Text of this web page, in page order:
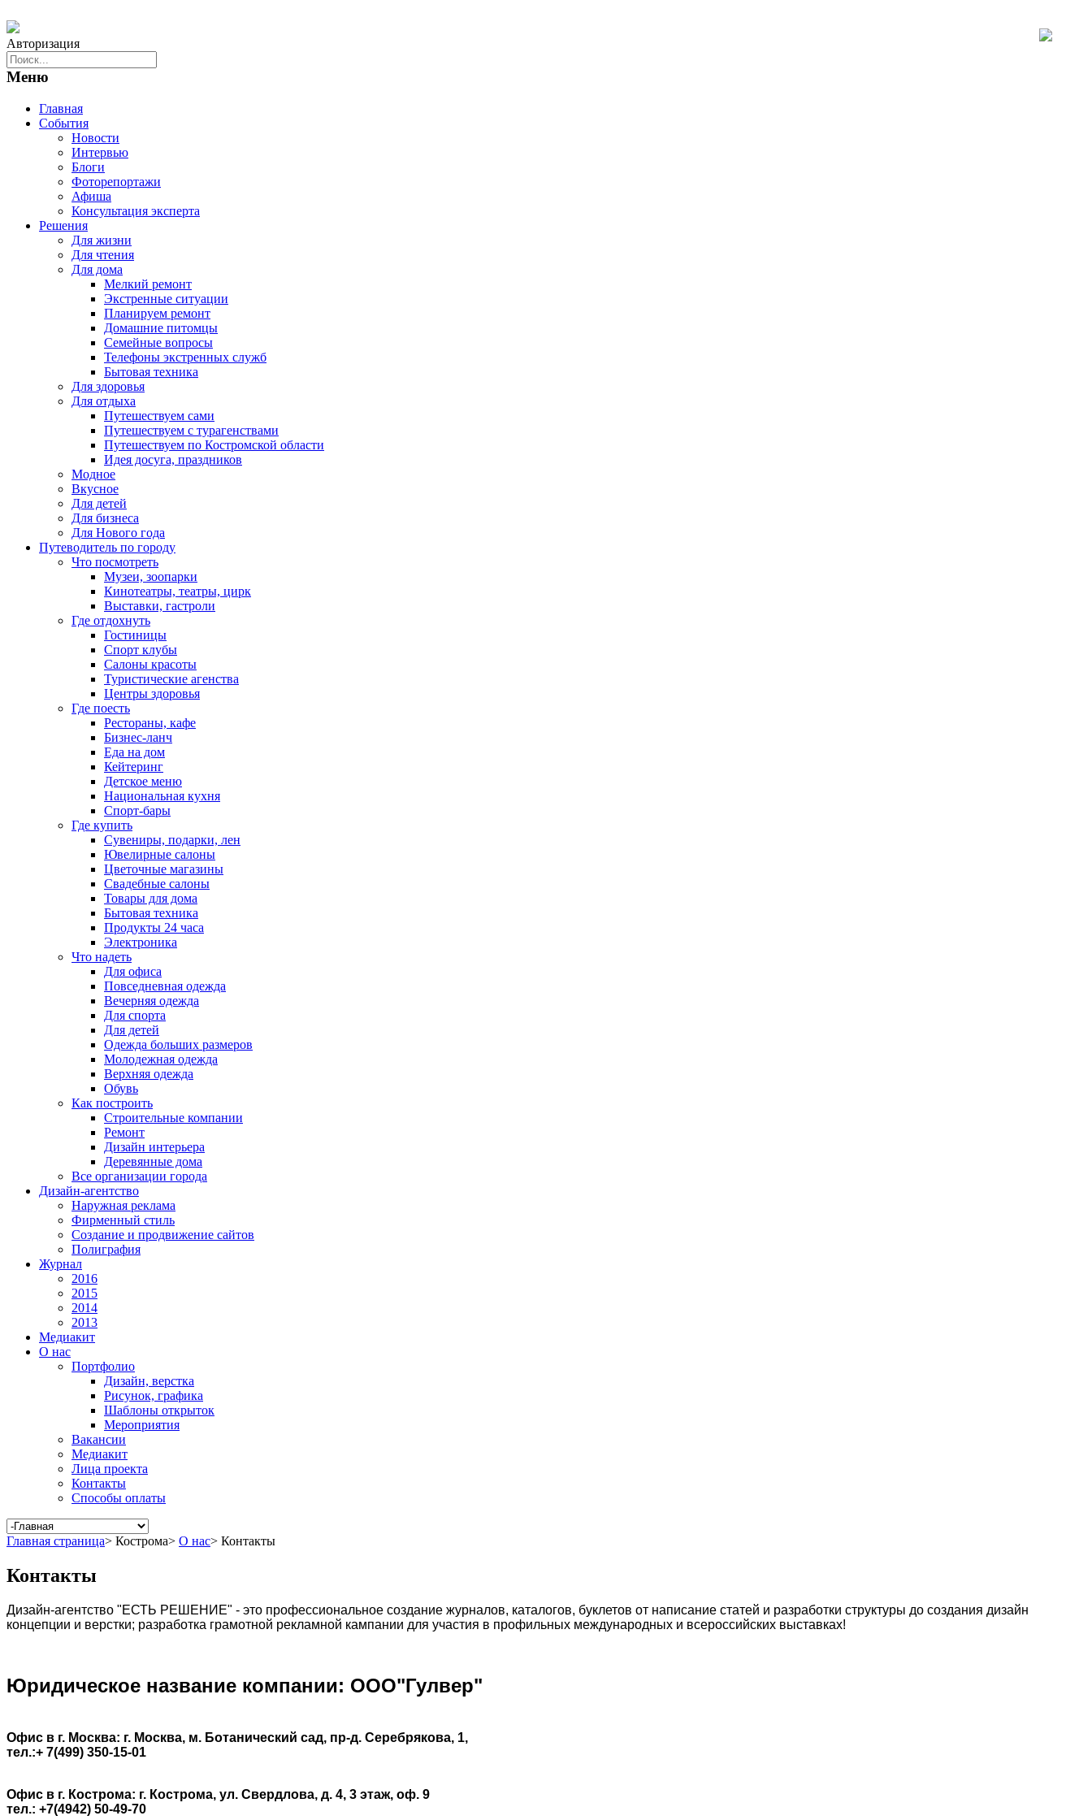
Авторизация
Меню
Главная
События
Новости
Интервью
Блоги
Фоторепортажи
Афиша
Консультация эксперта
Решения
Для жизни
Для чтения
Для дома
Мелкий ремонт
Экстренные ситуации
Планируем ремонт
Домашние питомцы
Семейные вопросы
Телефоны экстренных служб
Бытовая техника
Для здоровья
Для отдыха
Путешествуем сами
Путешествуем с турагенствами
Путешествуем по Костромской области
Идея досуга, праздников
Модное
Вкусное
Для детей
Для бизнеса
Для Нового года
Путеводитель по городу
Что посмотреть
Музеи, зоопарки
Кинотеатры, театры, цирк
Выставки, гастроли
Где отдохнуть
Гостиницы
Спорт клубы
Салоны красоты
Туристические агенства
Центры здоровья
Где поесть
Рестораны, кафе
Бизнес-ланч
Еда на дом
Кейтеринг
Детское меню
Национальная кухня
Спорт-бары
Где купить
Сувениры, подарки, лен
Ювелирные салоны
Цветочные магазины
Свадебные салоны
Товары для дома
Бытовая техника
Продукты 24 часа
Электроника
Что надеть
Для офиса
Повседневная одежда
Вечерняя одежда
Для спорта
Для детей
Одежда больших размеров
Молодежная одежда
Верхняя одежда
Обувь
Как построить
Строительные компании
Ремонт
Дизайн интерьера
Деревянные дома
Все организации города
Дизайн-агентство
Наружная реклама
Фирменный стиль
Создание и продвижение сайтов
Полиграфия
Журнал
2016
2015
2014
2013
Медиакит
О нас
Портфолио
Дизайн, верстка
Рисунок, графика
Шаблоны открыток
Мероприятия
Вакансии
Медиакит
Лица проекта
Контакты
Способы оплаты
Главная страница> Кострома> О нас> Контакты
Контакты
Дизайн-агентство "ЕСТЬ РЕШЕНИЕ" - это профессиональное создание журналов, каталогов, буклетов от написание статей и разработки структуры до создания дизайн
концепции и верстки; разработка грамотной рекламной кампании для участия в профильных международных и всероссийских выставках!
Юридическое название компании: ООО"Гулвер"
Офис в г. Москва: г. Москва, м. Ботанический сад, пр-д. Серебрякова, 1,
тел.:+ 7(499) 350-15-01
Офис в г. Кострома: г. Кострома, ул. Свердлова, д. 4, 3 этаж, оф. 9
тел.: +7(4942) 50-49-70